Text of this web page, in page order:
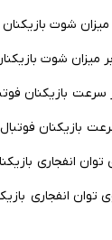
بازیکنان
انفجاری
انفجاری